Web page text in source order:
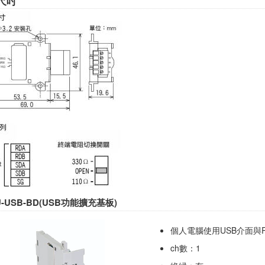
USB-BD(USB功能擴充基板)
個人電腦使用USB介面與
ch數：1